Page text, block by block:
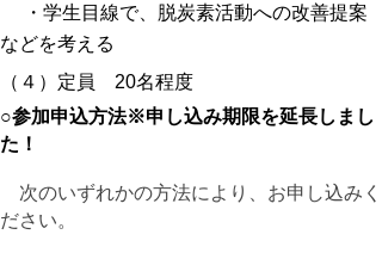
・学生目線で、脱炭素活動への改善提案
などを考える
（４）定員 20名程度
○参加申込方法※申し込み期限を延長しまし
た！
次のいずれかの方法により、お申し込みく
ださい。